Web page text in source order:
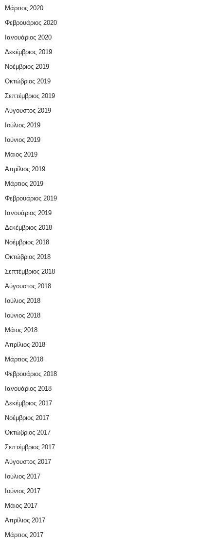
Μάρτιος 2020
Φεβρουάριος 2020
Ιανουάριος 2020
Δεκέμβριος 2019
Νοέμβριος 2019
Οκτώβριος 2019
Σεπτέμβριος 2019
Αύγουστος 2019
Ιούλιος 2019
Ιούνιος 2019
Μάιος 2019
Απρίλιος 2019
Μάρτιος 2019
Φεβρουάριος 2019
Ιανουάριος 2019
Δεκέμβριος 2018
Νοέμβριος 2018
Οκτώβριος 2018
Σεπτέμβριος 2018
Αύγουστος 2018
Ιούλιος 2018
Ιούνιος 2018
Μάιος 2018
Απρίλιος 2018
Μάρτιος 2018
Φεβρουάριος 2018
Ιανουάριος 2018
Δεκέμβριος 2017
Νοέμβριος 2017
Οκτώβριος 2017
Σεπτέμβριος 2017
Αύγουστος 2017
Ιούλιος 2017
Ιούνιος 2017
Μάιος 2017
Απρίλιος 2017
Μάρτιος 2017